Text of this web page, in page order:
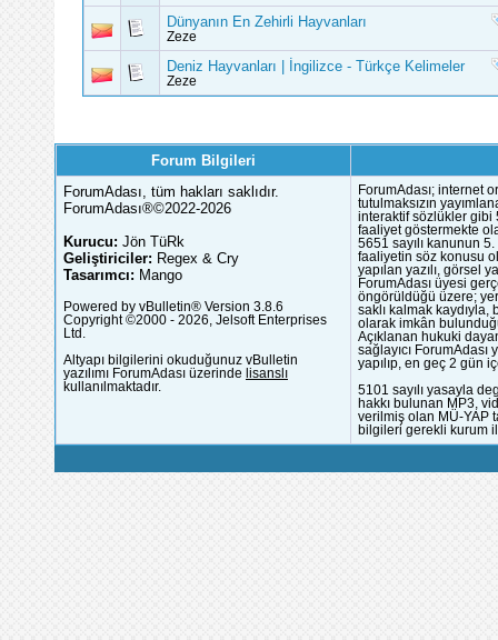
Dünyanın En Zehirli Hayvanları
Zeze
Deniz Hayvanları | İngilizce - Türkçe Kelimeler
Zeze
Forum Bilgileri
ForumAdası, tüm hakları saklıdır.
ForumAdası®©2022-2026
Kurucu: Jön TüRk
Geliştiriciler: Regex & Cry
Tasarımcı: Mango
Powered by vBulletin® Version 3.8.6
Copyright ©2000 - 2026, Jelsoft Enterprises
Ltd.
Altyapı bilgilerini okuduğunuz vBulletin
yazılımı ForumAdası üzerinde lisanslı
kullanılmaktadır.
ForumAdası; internet
tutulmaksızın
interaktif sözlükler gibi
faaliyet göstermekte
5651 sayılı kanunun
faaliyetin söz konusu
yapılan yazılı, görsel
ForumAdası üyesi
öngörüldüğü üzere;
saklı kalmak
olarak imkân
Açıklanan hukuki
sağlayıcı
yapılıp, en geç 2 gün
5101 sayılı yasayla
hakkı bulunan MP3,
verilmiş olan MÜ-YAP
bilgileri gerekli kurum